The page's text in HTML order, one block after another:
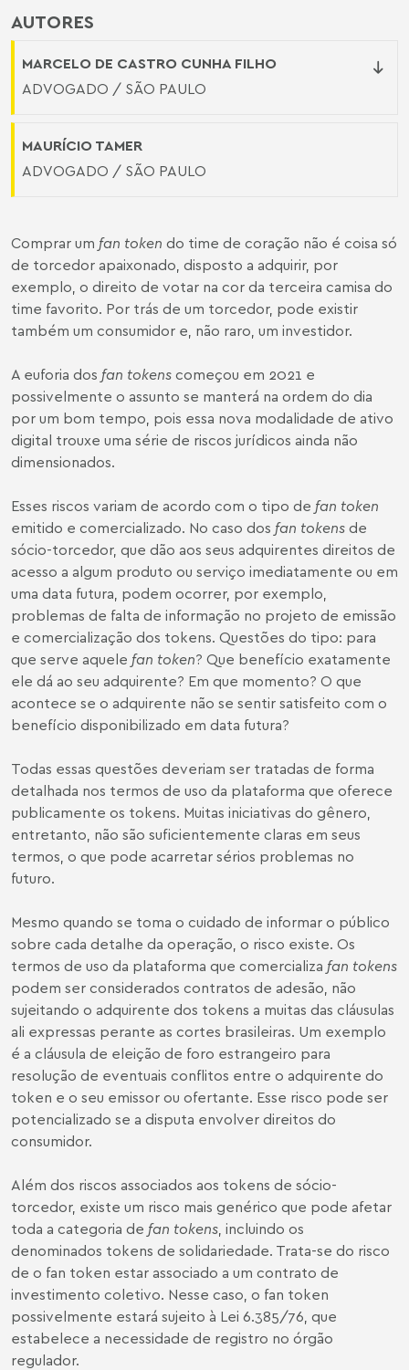
AUTORES
MARCELO DE CASTRO CUNHA FILHO
ADVOGADO / SÃO PAULO
MAURÍCIO TAMER
ADVOGADO / SÃO PAULO
Comprar um fan token do time de coração não é coisa só
de torcedor apaixonado, disposto a adquirir, por
exemplo, o direito de votar na cor da terceira camisa do
time favorito. Por trás de um torcedor, pode existir
também um consumidor e, não raro, um investidor.
A euforia dos fan tokens começou em 2021 e
possivelmente o assunto se manterá na ordem do dia
por um bom tempo, pois essa nova modalidade de ativo
digital trouxe uma série de riscos jurídicos ainda não
dimensionados.
Esses riscos variam de acordo com o tipo de fan token
emitido e comercializado. No caso dos fan tokens de
sócio-torcedor, que dão aos seus adquirentes direitos de
acesso a algum produto ou serviço imediatamente ou em
uma data futura, podem ocorrer, por exemplo,
problemas de falta de informação no projeto de emissão
e comercialização dos tokens. Questões do tipo: para
que serve aquele fan token? Que benefício exatamente
ele dá ao seu adquirente? Em que momento? O que
acontece se o adquirente não se sentir satisfeito com o
benefício disponibilizado em data futura?
Todas essas questões deveriam ser tratadas de forma
detalhada nos termos de uso da plataforma que oferece
publicamente os tokens. Muitas iniciativas do gênero,
entretanto, não são suficientemente claras em seus
termos, o que pode acarretar sérios problemas no
futuro.
Mesmo quando se toma o cuidado de informar o público
sobre cada detalhe da operação, o risco existe. Os
termos de uso da plataforma que comercializa fan tokens
podem ser considerados contratos de adesão, não
sujeitando o adquirente dos tokens a muitas das cláusulas
ali expressas perante as cortes brasileiras. Um exemplo
é a cláusula de eleição de foro estrangeiro para
resolução de eventuais conflitos entre o adquirente do
token e o seu emissor ou ofertante. Esse risco pode ser
potencializado se a disputa envolver direitos do
consumidor.
Além dos riscos associados aos tokens de sócio-
torcedor, existe um risco mais genérico que pode afetar
toda a categoria de fan tokens , incluindo os
denominados tokens de solidariedade. Trata-se do risco
de o fan token estar associado a um contrato de
investimento coletivo. Nesse caso, o fan token
possivelmente estará sujeito à Lei 6.385/76, que
estabelece a necessidade de registro no órgão
regulador.